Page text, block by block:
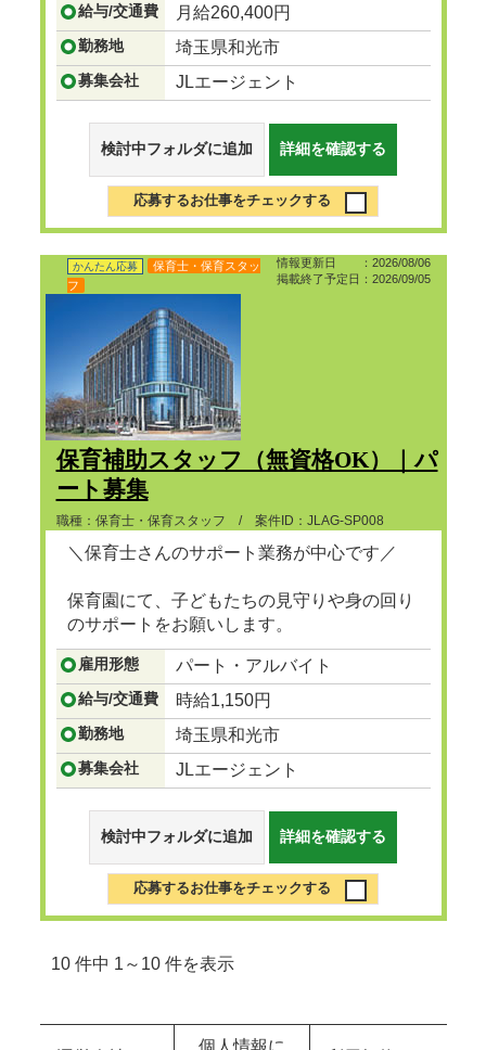
給与/交通費 月給260,400円
勤務地 埼玉県和光市
募集会社 JLエージェント
検討中フォルダに追加 詳細を確認する
応募するお仕事をチェックする
情報更新日 ：2026/08/06
掲載終了予定日：2026/09/05
かんたん応募
保育士・保育スタッ
フ
保育補助スタッフ（無資格OK）｜パ
ート募集
職種：保育士・保育スタッフ / 案件ID：JLAG-SP008
＼保育士さんのサポート業務が中心です／
保育園にて、子どもたちの見守りや身の回り
のサポートをお願いします。
...つづきを見る
雇用形態 パート・アルバイト
給与/交通費 時給1,150円
勤務地 埼玉県和光市
募集会社 JLエージェント
検討中フォルダに追加 詳細を確認する
応募するお仕事をチェックする
10 件中 1～10 件を表示